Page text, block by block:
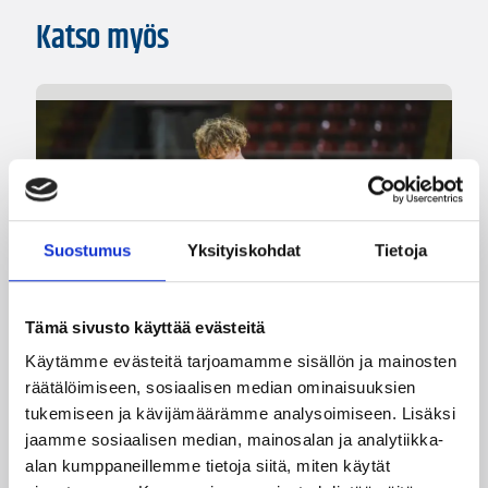
Suostumus Yksityiskohdat Tietoja
Tämä sivusto käyttää evästeitä
Käytämme evästeitä tarjoamamme sisällön ja mainosten
räätälöimiseen, sosiaalisen median ominaisuuksien
tukemiseen ja kävijämäärämme analysoimiseen. Lisäksi
jaamme sosiaalisen median, mainosalan ja analytiikka-
alan kumppaneillemme tietoja siitä, miten käytät
Katso myös
EM-kilpailut 08.08.2026 00:37